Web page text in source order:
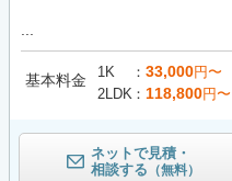
基本料金 1K 33,000円〜
2LDK
118,800円〜
ネットで見積・
相談する （無料）